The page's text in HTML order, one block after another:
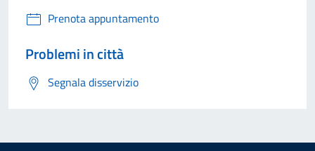
Prenota appuntamento
Problemi in città
Segnala disservizio